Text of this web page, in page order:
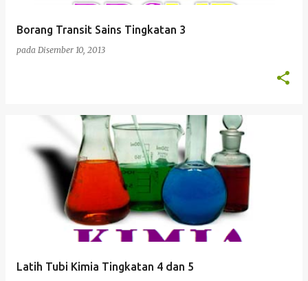
Borang Transit Sains Tingkatan 3
pada Disember 10, 2013
Latih Tubi Kimia Tingkatan 4 dan 5